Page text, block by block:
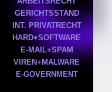
GERICHTSSTAND
INT. PRIVATRECHT
HARD+SOFTWARE
E-MAIL+SPAM
VIREN+MALWARE
E-GOVERNMENT